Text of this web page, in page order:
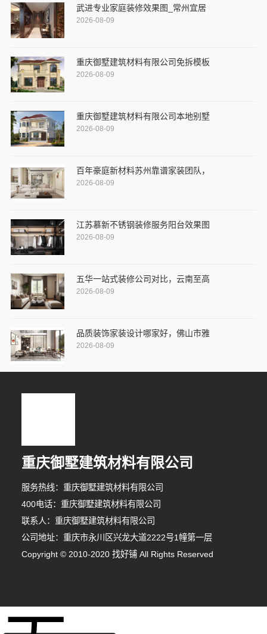
武进专业家庭装修效果图_常州宜居
2026-08-09
重庆御墅建筑材料有限公司免拆模板
2026-08-09
重庆御墅建筑材料有限公司本地别墅
2026-08-09
百年豪庭新材料苏州靠谱家装团队，
2026-08-09
江苏慕新不锈钢装修服务阳台效果图
2026-08-09
五华一站式装修公司对比，云南至高
2026-08-09
品质装饰家装设计哪家好，佛山市雅
2026-08-09
重庆御墅建筑材料有限公司
服务热线：重庆御墅建筑材料有限公司
400电话：重庆御墅建筑材料有限公司
联系人：重庆御墅建筑材料有限公司
公司地址：重庆市永川区兴龙大道2222号1幢第一层
Copyright © 2010-2020 找好铺 All Rights Reserved